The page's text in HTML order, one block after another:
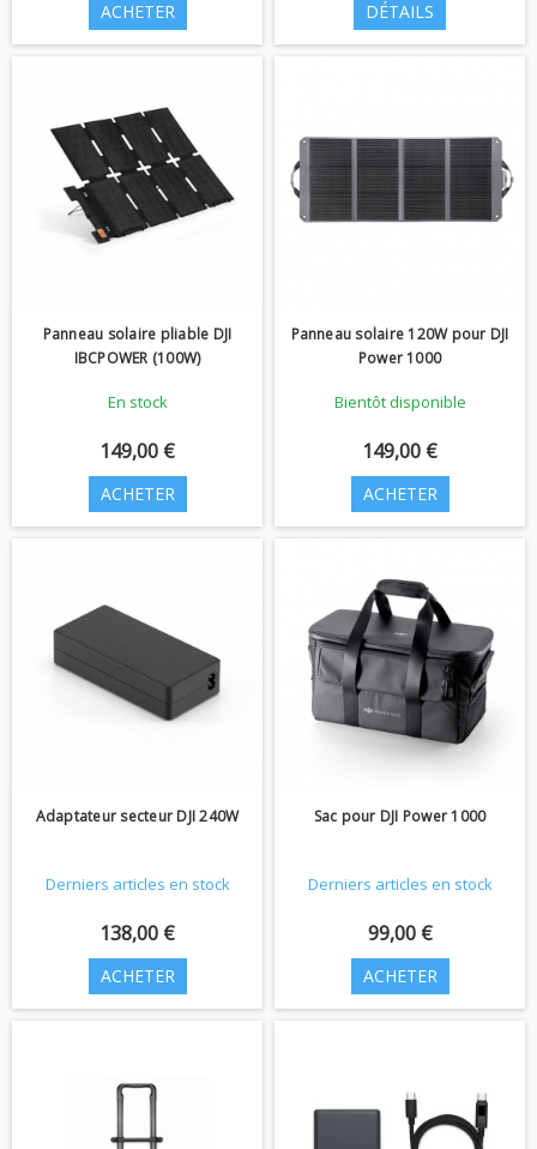
ACHETER DÉTAILS
Panneau solaire pliable DJI
IBCPOWER (100W)
En stock
149,00 €
ACHETER
Panneau solaire 120W pour DJI
Power 1000
Bientôt disponible
149,00 €
ACHETER
Adaptateur secteur DJI 240W
Derniers articles en stock
138,00 €
ACHETER
Sac pour DJI Power 1000
Derniers articles en stock
99,00 €
ACHETER